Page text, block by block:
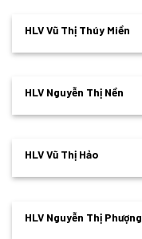
HLV Vũ Thị Thúy Miền
HLV Nguyễn Thị Nền
HLV Vũ Thị Hảo
HLV Nguyễn Thị Phượng